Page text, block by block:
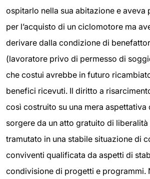
ospitarlo nella sua abitazione e aveva
per l’acquisto di un ciclomotore ma
derivare dalla condizione di
(lavoratore privo di permesso di
che costui avrebbe in futuro
benefici ricevuti. Il diritto a
così costruito su una mera aspettativa
sorgere da un atto gratuito di liberalità
tramutato in una stabile situazione di
conviventi qualificata da aspetti di
condivisione di progetti e programmi.